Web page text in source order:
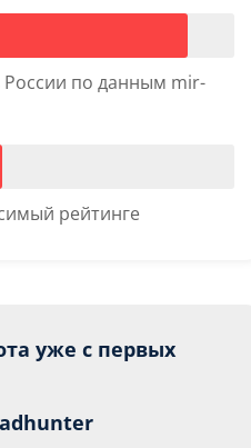
России по данным mir-
рейтинге
уже с первых